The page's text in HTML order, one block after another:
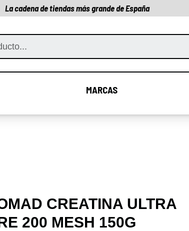
La cadena de tiendas más grande de España
MARCAS
MARCAS
CREATINA ULTRA
200 MESH 150G